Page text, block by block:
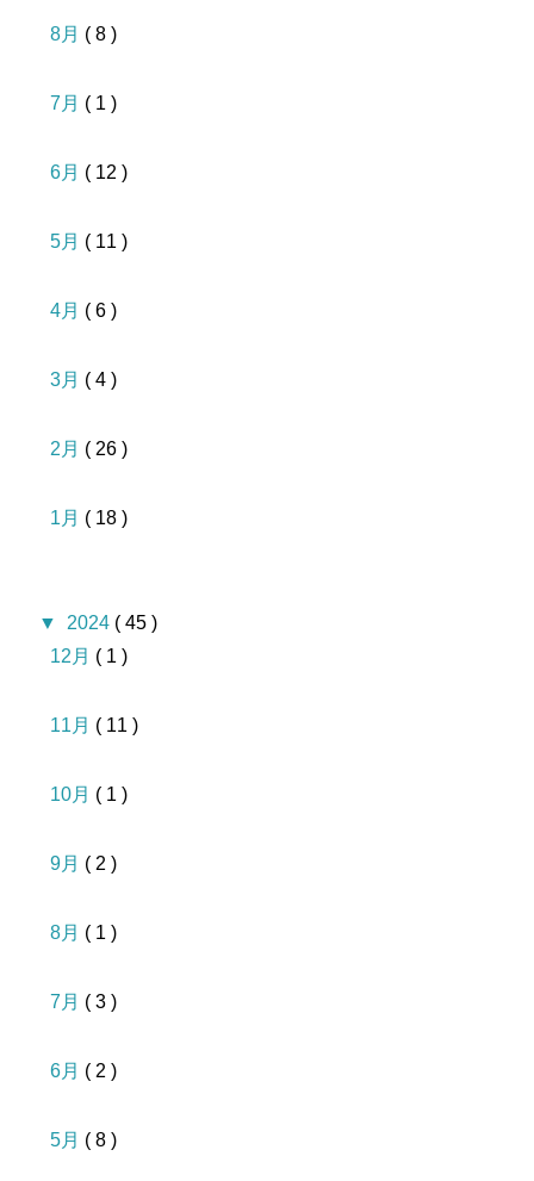
8月 ( 8 )
7月 ( 1 )
6月 ( 12 )
5月 ( 11 )
4月 ( 6 )
3月 ( 4 )
2月 ( 26 )
1月 ( 18 )
▼ 2024 ( 45 )
12月 ( 1 )
11月 ( 11 )
10月 ( 1 )
9月 ( 2 )
8月 ( 1 )
7月 ( 3 )
6月 ( 2 )
5月 ( 8 )